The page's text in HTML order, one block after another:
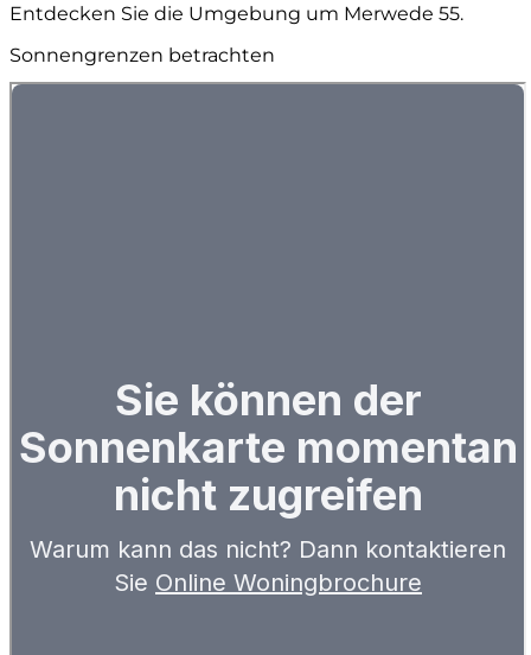
Entdecken Sie die Umgebung um Merwede 55.
Sonnengrenzen betrachten